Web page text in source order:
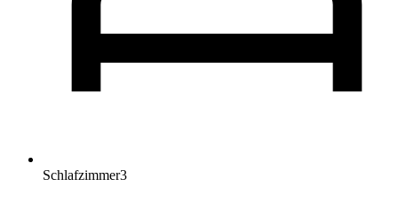
Schlafzimmer3